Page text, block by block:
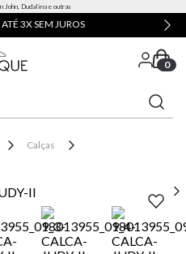
John, Dudalina e outras
JUROS
0
Calças